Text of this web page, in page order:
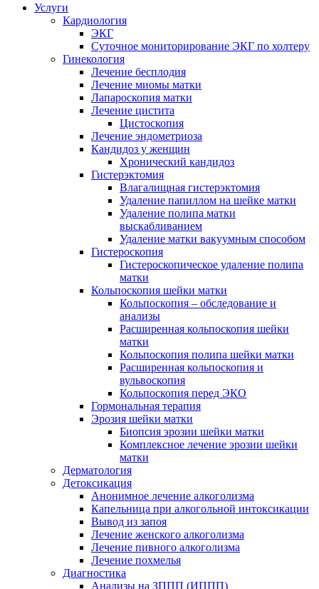
Услуги
Кардиология
ЭКГ
Суточное мониторирование ЭКГ по холтеру
Гинекология
Лечение бесплодия
Лечение миомы матки
Лапароскопия матки
Лечение цистита
Цистоскопия
Лечение эндометриоза
Кандидоз у женщин
Хронический кандидоз
Гистерэктомия
Влагалищная гистерэктомия
Удаление папиллом на шейке матки
Удаление полипа матки
выскабливанием
Удаление матки вакуумным способом
Гистероскопия
Гистероскопическое удаление полипа
матки
Кольпоскопия шейки матки
Кольпоскопия – обследование и
анализы
Расширенная кольпоскопия шейки
матки
Кольпоскопия полипа шейки матки
Расширенная кольпоскопия и
вульвоскопия
Кольпоскопия перед ЭКО
Гормональная терапия
Эрозия шейки матки
Биопсия эрозии шейки матки
Комплексное лечение эрозии шейки
матки
Дерматология
Детоксикация
Анонимное лечение алкоголизма
Капельница при алкогольной интоксикации
Вывод из запоя
Лечение женского алкоголизма
Лечение пивного алкоголизма
Лечение похмелья
Диагностика
Анализы на ЗППП (ИППП)